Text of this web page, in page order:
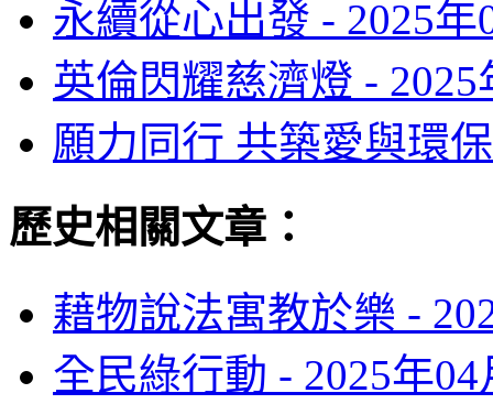
永續從心出發 - 2025年
英倫閃耀慈濟燈 - 2025
願力同行 共築愛與環
歷史相關文章：
藉物說法寓教於樂 -
全民綠行動 - 2025年